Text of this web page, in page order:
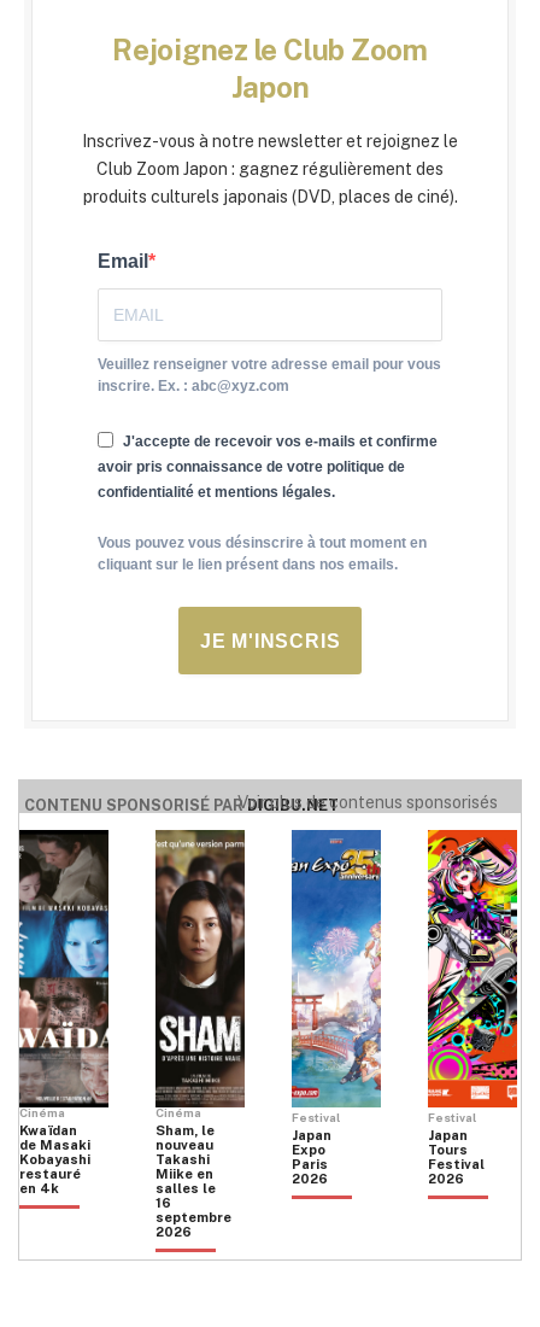
Rejoignez le Club Zoom
Japon
Inscrivez-vous à notre newsletter et rejoignez le
Club Zoom Japon : gagnez régulièrement des
produits culturels japonais (DVD, places de ciné).
Email
Veuillez renseigner votre adresse email pour vous
inscrire. Ex. : abc@xyz.com
J'accepte de recevoir vos e-mails et confirme
avoir pris connaissance de votre politique de
confidentialité et mentions légales.
Vous pouvez vous désinscrire à tout moment en
cliquant sur le lien présent dans nos emails.
JE M'INSCRIS
CONTENU SPONSORISÉ PARDIGIBU.NET
Voir plus de contenus sponsorisés
Cinéma
Kwaïdan
de Masaki
Kobayashi
restauré
en 4k
Cinéma
Sham, le
nouveau
Takashi
Miike en
salles le
16
septembre
2026
Festival
Japan
Expo
Paris
2026
Festival
Japan
Tours
Festival
2026